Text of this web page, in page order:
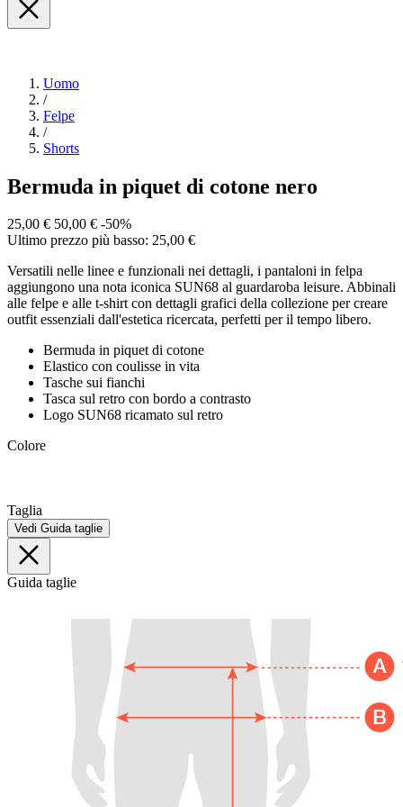
Uomo
/
Felpe
/
Shorts
Bermuda in piquet di cotone nero
25,00 € 50,00 € -50%
Ultimo prezzo più basso: 25,00 €
Versatili nelle linee e funzionali nei dettagli, i pantaloni in felpa
aggiungono una nota iconica SUN68 al guardaroba leisure. Abbinali
alle felpe e alle t-shirt con dettagli grafici della collezione per creare
outfit essenziali dall'estetica ricercata, perfetti per il tempo libero.
Bermuda in piquet di cotone
Elastico con coulisse in vita
Tasche sui fianchi
Tasca sul retro con bordo a contrasto
Logo SUN68 ricamato sul retro
Colore
Taglia
Vedi Guida taglie
Guida taglie